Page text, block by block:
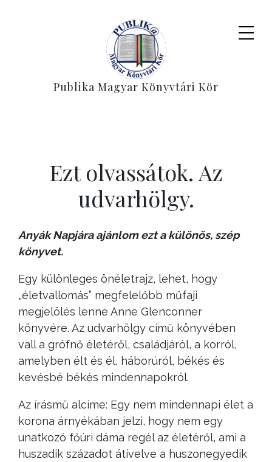
Publika Magyar Könyvtári Kör
Ezt olvassátok. Az
udvarhölgy.
Anyák Napjára ajánlom ezt a különös, szép
könyvet.
Egy különleges önéletrajz, lehet, hogy
„életvallomás” megfelelőbb műfaji
megjelölés lenne Anne Glenconner
könyvére. Az udvarhölgy című könyvében
vall a grófnő életéről, családjáról, a korról,
amelyben élt és él, háborúról, békés és
kevésbé békés mindennapokról.
Az írásmű alcíme: Egy nem mindennapi élet a
korona árnyékában jelzi, hogy nem egy
unatkozó főúri dáma regél az életéről, ami a
huszadik századot átívelve a huszonegyedik